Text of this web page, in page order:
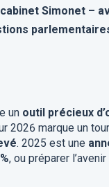
Simonet –
un outil précieux
2026 marque un
. 2025 est une
, ou préparer